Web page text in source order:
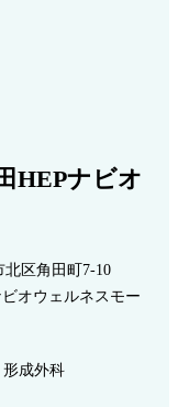
HEPナビオ
北区角田町7-10
オウェルネスモー
成外科